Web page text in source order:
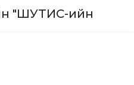
"ШУТИС-ийн